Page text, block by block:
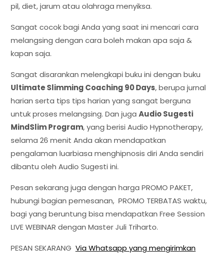
pil, diet, jarum atau olahraga menyiksa.
Sangat cocok bagi Anda yang saat ini mencari cara
melangsing dengan cara boleh makan apa saja &
kapan saja.
Sangat disarankan melengkapi buku ini dengan buku
Ultimate Slimming Coaching 90 Days, berupa jurnal
harian serta tips tips harian yang sangat berguna
untuk proses melangsing. Dan juga Audio Sugesti
MindSlim Program, yang berisi Audio Hypnotherapy,
selama 26 menit Anda akan mendapatkan
pengalaman luarbiasa menghipnosis diri Anda sendiri
dibantu oleh Audio Sugesti ini.
Pesan sekarang juga dengan harga PROMO PAKET,
hubungi bagian pemesanan, PROMO TERBATAS waktu,
bagi yang beruntung bisa mendapatkan Free Session
LIVE WEBINAR dengan Master Juli Triharto.
PESAN SEKARANG Via Whatsapp yang mengirimkan